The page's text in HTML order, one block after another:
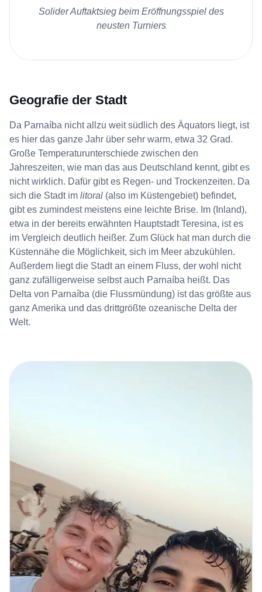
Solider Auftaktsieg beim Eröffnungsspiel des
neusten Turniers
Geografie der Stadt
Da Parnaíba nicht allzu weit südlich des Äquators liegt, ist
es hier das ganze Jahr über sehr warm, etwa 32 Grad.
Große Temperaturunterschiede zwischen den
Jahreszeiten, wie man das aus Deutschland kennt, gibt es
nicht wirklich. Dafür gibt es Regen- und Trockenzeiten. Da
sich die Stadt im litoral (also im Küstengebiet) befindet,
gibt es zumindest meistens eine leichte Brise. Im (Inland),
etwa in der bereits erwähnten Hauptstadt Teresina, ist es
im Vergleich deutlich heißer. Zum Glück hat man durch die
Küstennähe die Möglichkeit, sich im Meer abzukühlen.
Außerdem liegt die Stadt an einem Fluss, der wohl nicht
ganz zufälligerweise selbst auch Parnaíba heißt. Das
Delta von Parnaíba (die Flussmündung) ist das größte aus
ganz Amerika und das drittgrößte ozeanische Delta der
Welt.